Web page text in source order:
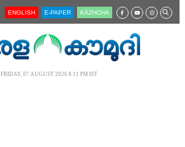
ENGLISH E-PAPER KĀZHCHA
FRIDAY, 07 AUGUST 2026 8.11 PM IST